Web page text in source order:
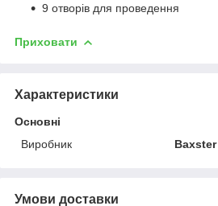
9 отворів для проведення
Приховати
Характеристики
Основні
Виробник
Baxster
Умови доставки